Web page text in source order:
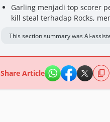
Garling menjadi top scorer
kill steal terhadap Rocks,
This section summary was AI-
Share Article